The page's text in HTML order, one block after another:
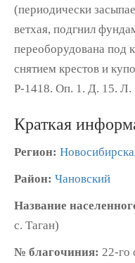
(периодически
ветхая, подгнил
переоборудована под
снятием крестов и
Р-1418. Оп. 1. Д. 15. Л.
Краткая
Регион:
Район: Чановский
Название
с. Таган)
№ благочиния: 22-го